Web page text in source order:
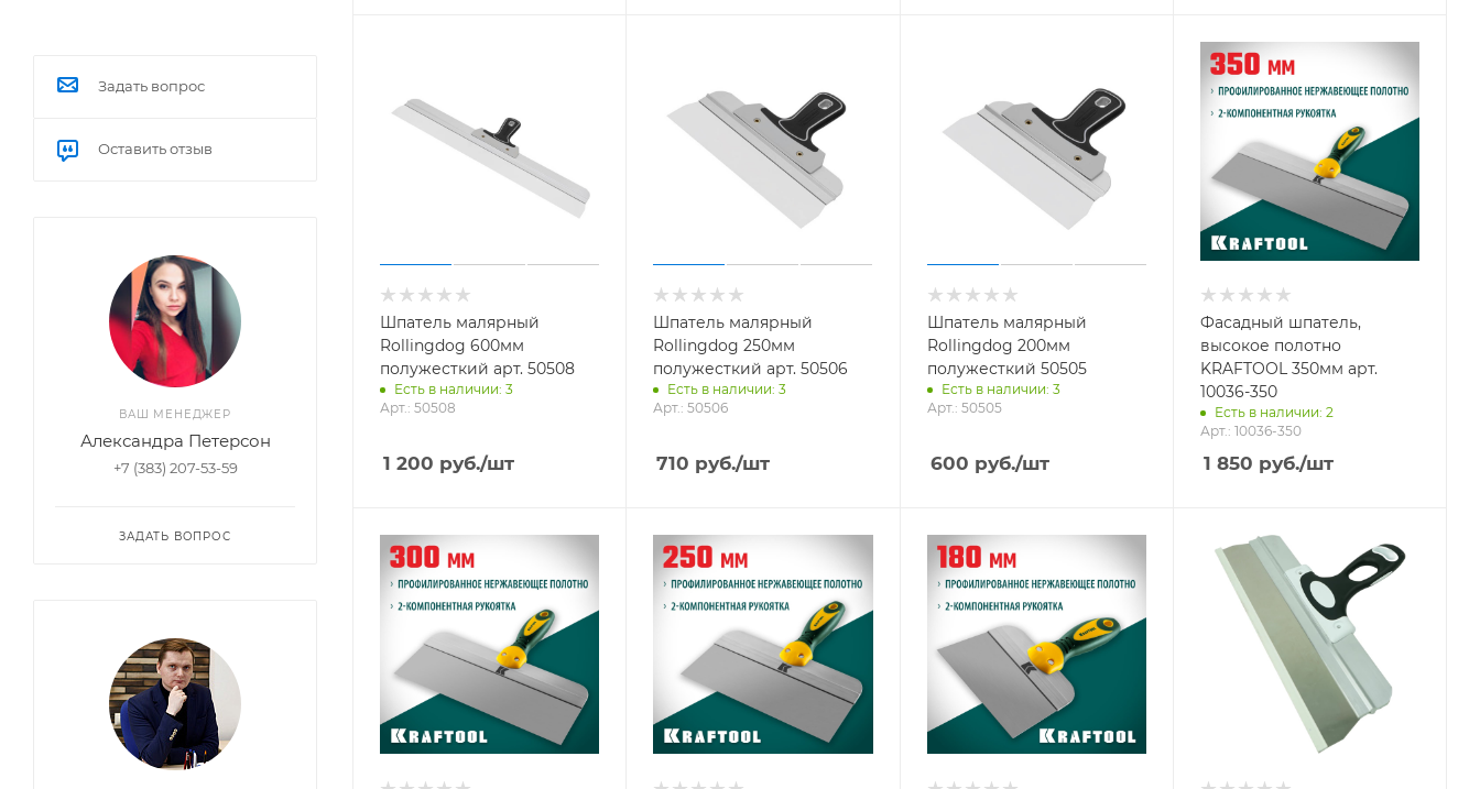
Шпатель малярный
Rollingdog 600мм
полужесткий арт. 50508
Есть в наличии: 3
Арт.: 50508
1 200 руб./шт
Шпатель малярный
Rollingdog 250мм
полужесткий арт. 50506
Есть в наличии: 3
Арт.: 50506
710 руб./шт
Шпатель малярный
Rollingdog 200мм
полужесткий 50505
Есть в наличии: 3
Арт.: 50505
600 руб./шт
Фасадный шпатель,
высокое полотно
KRAFTOOL 350мм арт.
10036-350
Есть в наличии: 2
Арт.: 10036-350
1 850 руб./шт
Задать вопрос
Оставить отзыв
ВАШ МЕНЕДЖЕР
Александра Петерсон
+7 (383) 207-53-59
ЗАДАТЬ ВОПРОС